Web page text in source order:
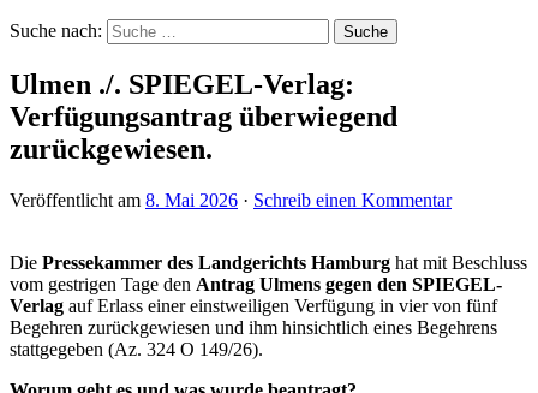
Suche nach:
Ulmen ./. SPIEGEL-Verlag:
Verfügungsantrag überwiegend
zurückgewiesen.
Veröffentlicht am 8. Mai 2026 · Schreib einen Kommentar
Die Pressekammer des Landgerichts Hamburg hat mit Beschluss
vom gestrigen Tage den Antrag Ulmens gegen den SPIEGEL-
Verlag auf Erlass einer einstweiligen Verfügung in vier von fünf
Begehren zurückgewiesen und ihm hinsichtlich eines Begehrens
stattgegeben (Az. 324 O 149/26).